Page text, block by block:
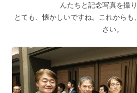
んたちと記念写真を撮り
とても、懐かしいですね。これから
さい。